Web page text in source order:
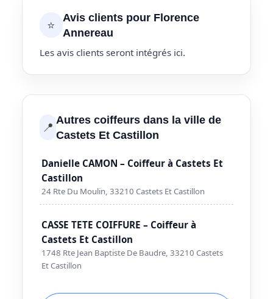
⭐
Avis clients pour Florence
Annereau
Les avis clients seront intégrés ici.
📍 Autres coiffeurs dans la ville de
Castets Et Castillon
Danielle CAMON – Coiffeur à Castets Et
Castillon
24 Rte Du Moulin, 33210 Castets Et Castillon
CASSE TETE COIFFURE – Coiffeur à
Castets Et Castillon
1748 Rte Jean Baptiste De Baudre, 33210 Castets
Et Castillon